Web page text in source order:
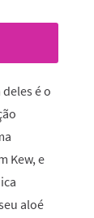
é o
Kew, e
aloé